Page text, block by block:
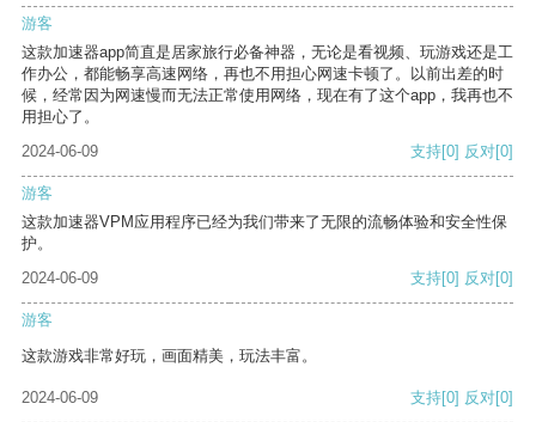
游客
这款加速器app简直是居家旅行必备神器，无论是看视频、玩游戏还是工
作办公，都能畅享高速网络，再也不用担心网速卡顿了。以前出差的时
候，经常因为网速慢而无法正常使用网络，现在有了这个app，我再也不
用担心了。
2024-06-09
支持[0] 反对[0]
游客
这款加速器VPM应用程序已经为我们带来了无限的流畅体验和安全性保
护。
2024-06-09
支持[0] 反对[0]
游客
这款游戏非常好玩，画面精美，玩法丰富。
2024-06-09 支持[0] 反对[0]